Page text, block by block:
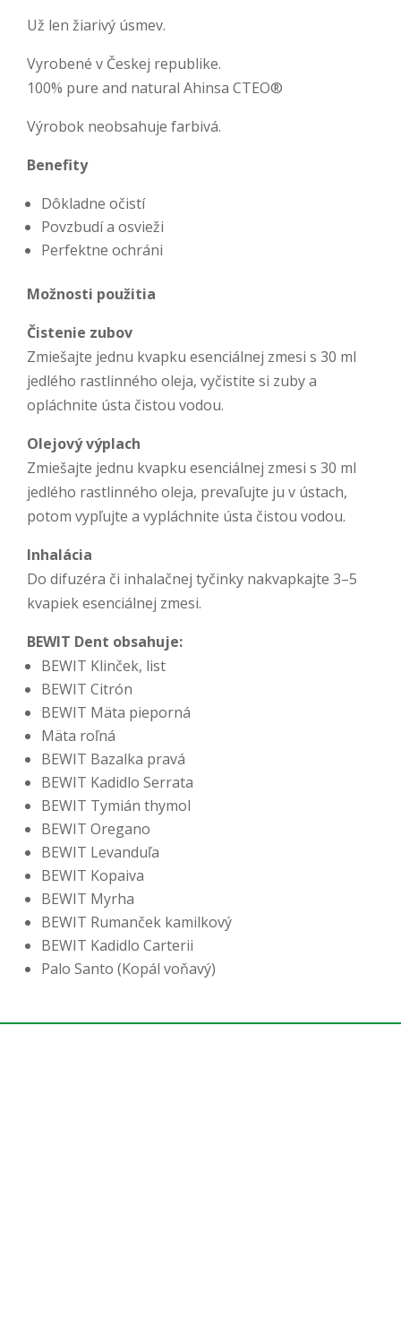
Už len žiarivý úsmev.
Vyrobené v Českej republike.
100% pure and natural Ahinsa CTEO®
Výrobok neobsahuje farbivá.
Benefity
Dôkladne očistí
Povzbudí a osvieži
Perfektne ochráni
Možnosti použitia
Čistenie zubov
Zmiešajte jednu kvapku esenciálnej zmesi s 30 ml
jedlého rastlinného oleja, vyčistite si zuby a
opláchnite ústa čistou vodou.
Olejový výplach
Zmiešajte jednu kvapku esenciálnej zmesi s 30 ml
jedlého rastlinného oleja, prevaľujte ju v ústach,
potom vypľujte a vypláchnite ústa čistou vodou.
Inhalácia
Do difuzéra či inhalačnej tyčinky nakvapkajte 3–5
kvapiek esenciálnej zmesi.
BEWIT Dent obsahuje:
BEWIT Klinček, list
BEWIT Citrón
BEWIT Mäta pieporná
Mäta roľná
BEWIT Bazalka pravá
BEWIT Kadidlo Serrata
BEWIT Tymián thymol
BEWIT Oregano
BEWIT Levanduľa
BEWIT Kopaiva
BEWIT Myrha
BEWIT Rumanček kamilkový
BEWIT Kadidlo Carterii
Palo Santo (Kopál voňavý)